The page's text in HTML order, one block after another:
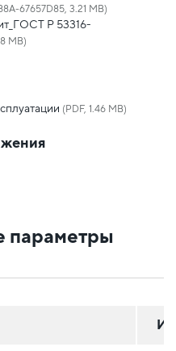
67657D85, 3.21 MB)
Р 53316-
MB)
(PDF, 1.46 MB)
параметры